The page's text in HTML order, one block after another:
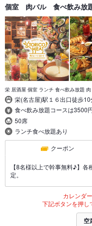
個室 肉バル 食べ飲み放
栄 居酒屋 個室 ランチ 食べ飲み放題 肉
栄(名古屋)駅１６出口徒歩
食べ飲み放題コースは3500
50席
ランチ食べ放題あり
クーポン
【8名様以上で幹事無料♪】
定。
カレンダ
下記ボタンを押し
空